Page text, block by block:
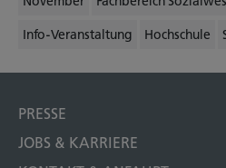
Info-Veranstaltung Hochschule
PRESSE
JOBS & KARRIERE